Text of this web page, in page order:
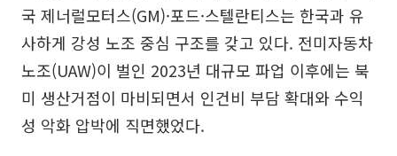
국 제너럴모터스(GM)·포드·스텔란티스는 한국과 유
사하게 강성 노조 중심 구조를 갖고 있다. 전미자동차
노조(UAW)이 벌인 2023년 대규모 파업 이후에는 북
미 생산거점이 마비되면서 인건비 부담 확대와 수익
성 악화 압박에 직면했었다.